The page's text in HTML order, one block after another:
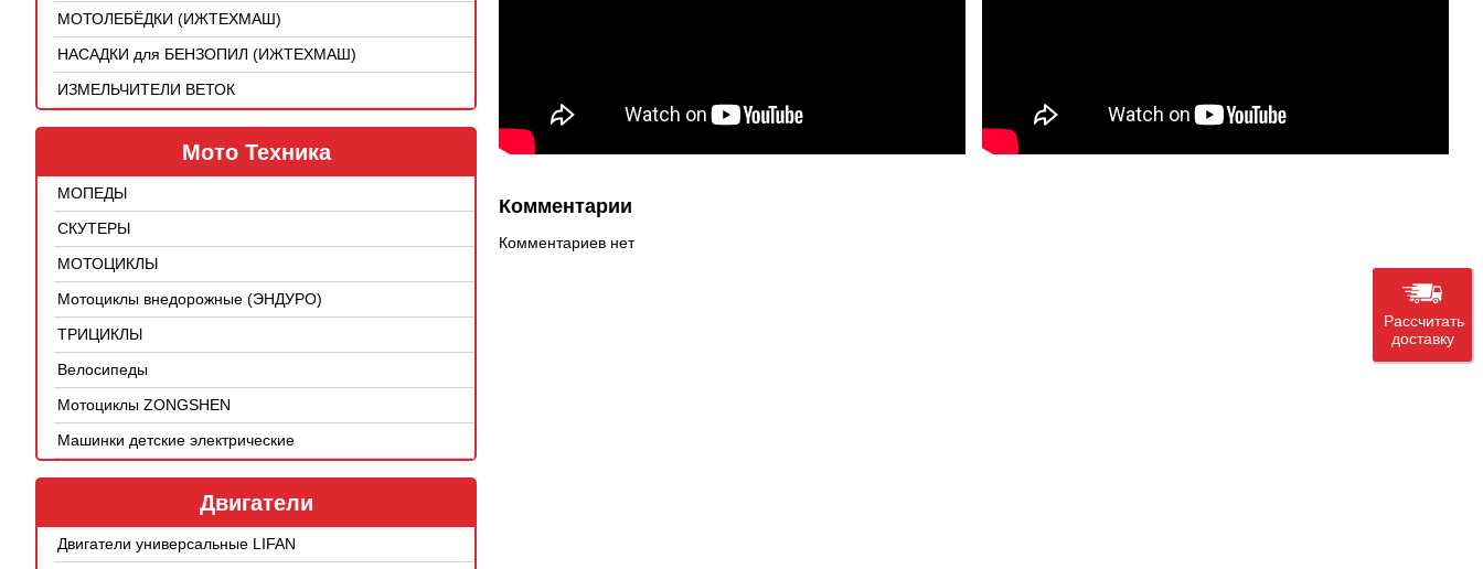
МОТОЛЕБЁДКИ (ИЖТЕХМАШ)
НАСАДКИ для БЕНЗОПИЛ (ИЖТЕХМАШ)
ИЗМЕЛЬЧИТЕЛИ ВЕТОК
Мото Техника
МОПЕДЫ
СКУТЕРЫ
МОТОЦИКЛЫ
Мотоциклы внедорожные (ЭНДУРО)
ТРИЦИКЛЫ
Велосипеды
Мотоциклы ZONGSHEN
Машинки детские электрические
Двигатели
Двигатели универсальные LIFAN
Комментарии
Комментариев нет
Рассчитать
доставку